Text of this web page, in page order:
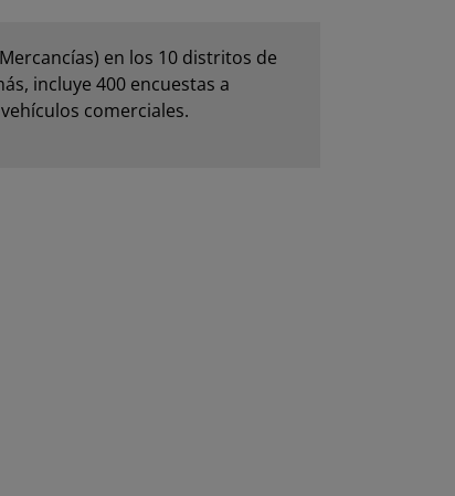
en los 10 distritos de
incluye 400 encuestas a
comerciales.